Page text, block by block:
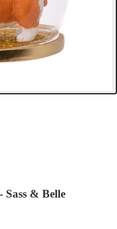
Sass & Belle